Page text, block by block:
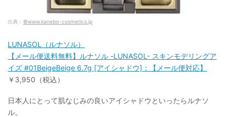
出典： ©www.kanebo-cosmetics.jp
LUNASOL（ルナソル）
【メール便送料無料】ルナソル -LUNASOL- スキンモデリングア
イズ #01BeigeBeige 6.7g [アイシャドウ]：【メール便対応】
￥3,950（税込）
日本人にとって肌なじみの良いアイシャドウといったらルナソ
ル。